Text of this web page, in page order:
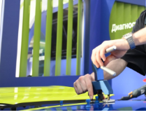
профессиональным
всех отраслях
трети
время учебы, после
производственной
выпускников успешно
заявила она.